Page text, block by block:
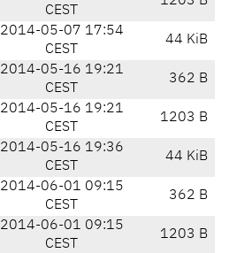
CEST
2014-05-07 17:54
CEST
44 KiB
2014-05-16 19:21
CEST
362 B
2014-05-16 19:21
CEST
1203 B
2014-05-16 19:36
CEST
44 KiB
2014-06-01 09:15
CEST
362 B
2014-06-01 09:15
CEST
1203 B